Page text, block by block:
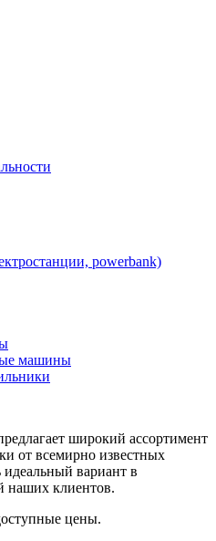
powerbank)
машины
широкий ассортимент
от всемирно известных
вариант в
наших клиентов.
цены.